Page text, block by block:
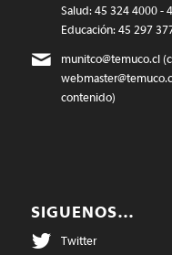
Salud: 45 324 4000 -
Educación: 45 297
munitco@temuco.cl
contenido)
SIGUENOS…
Twitter